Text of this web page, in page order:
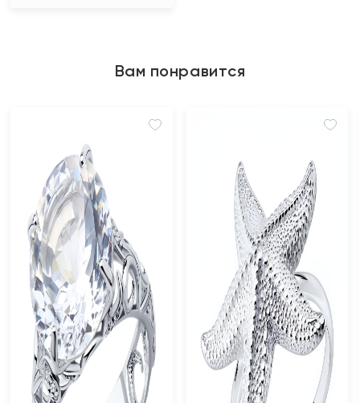
Вам понравится